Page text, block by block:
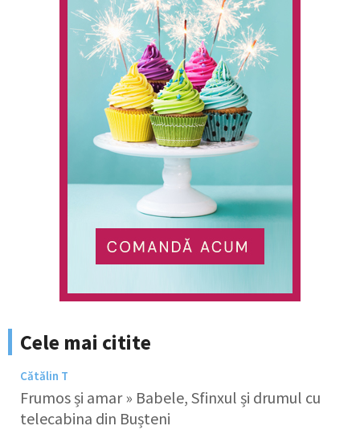
Cele mai citite
Cătălin T
Frumos și amar » Babele, Sfinxul și drumul cu
telecabina din Bușteni